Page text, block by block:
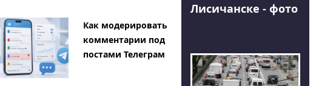
Как модерировать
комментарии под
постами Телеграм
Лисичанске - фото